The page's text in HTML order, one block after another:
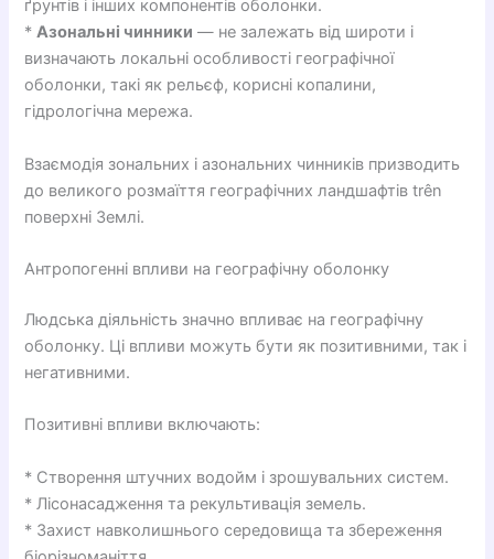
ґрунтів і інших компонентів оболонки.
*Азональні чинники — не залежать від широти і
визначають локальні особливості географічної
оболонки, такі як рельєф, корисні копалини,
гідрологічна мережа.
Взаємодія зональних і азональних чинників призводить
до великого розмаїття географічних ландшафтів trên
поверхні Землі.
Антропогенні впливи на географічну оболонку
Людська діяльність значно впливає на географічну
оболонку. Ці впливи можуть бути як позитивними, так і
негативними.
Позитивні впливи включають:
* Створення штучних водойм і зрошувальних систем.
* Лісонасадження та рекультивація земель.
* Захист навколишнього середовища та збереження